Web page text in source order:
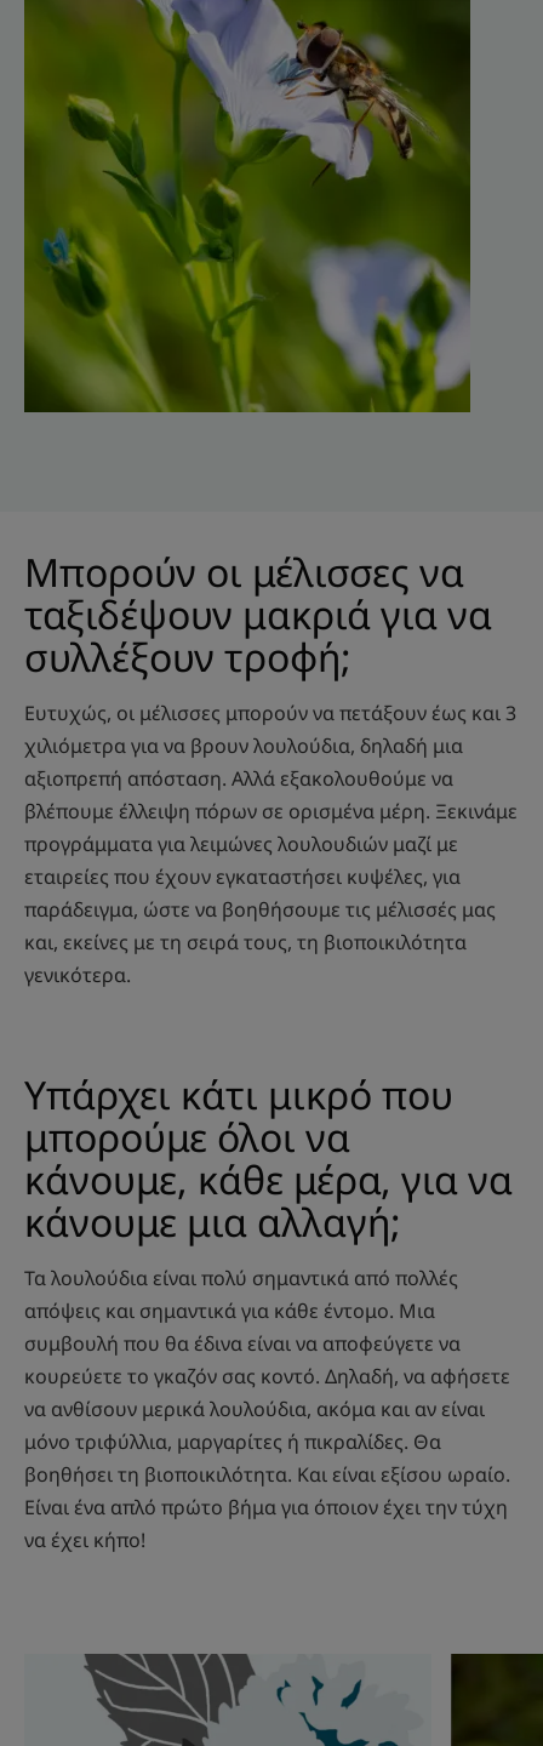
Μπορούν οι μέλισσες να
ταξιδέψουν μακριά για να
συλλέξουν τροφή;
Ευτυχώς, οι μέλισσες μπορούν να πετάξουν έως και 3
χιλιόμετρα για να βρουν λουλούδια, δηλαδή μια
αξιοπρεπή απόσταση. Αλλά εξακολουθούμε να
βλέπουμε έλλειψη πόρων σε ορισμένα μέρη. Ξεκινάμε
προγράμματα για λειμώνες λουλουδιών μαζί με
εταιρείες που έχουν εγκαταστήσει κυψέλες, για
παράδειγμα, ώστε να βοηθήσουμε τις μέλισσές μας
και, εκείνες με τη σειρά τους, τη βιοποικιλότητα
γενικότερα.
Υπάρχει κάτι μικρό που
μπορούμε όλοι να
κάνουμε, κάθε μέρα, για να
κάνουμε μια αλλαγή;
Τα λουλούδια είναι πολύ σημαντικά από πολλές
απόψεις και σημαντικά για κάθε έντομο. Μια
συμβουλή που θα έδινα είναι να αποφεύγετε να
κουρεύετε το γκαζόν σας κοντό. Δηλαδή, να αφήσετε
να ανθίσουν μερικά λουλούδια, ακόμα και αν είναι
μόνο τριφύλλια, μαργαρίτες ή πικραλίδες. Θα
βοηθήσει τη βιοποικιλότητα. Και είναι εξίσου ωραίο.
Είναι ένα απλό πρώτο βήμα για όποιον έχει την τύχη
να έχει κήπο!
Ανακαλύψτε